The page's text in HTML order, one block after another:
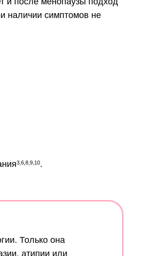
наличии симптомов не
3,6,8,9,10.
Только она
атипии или